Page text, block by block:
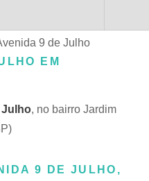
9 de Julho
EM
Julho, no bairro Jardim
9 DE JULHO,